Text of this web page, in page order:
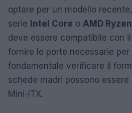
optare per un modello
serie Intel Core o AMD Ryzen
deve essere compatibile con
fornire le porte necessarie per
fondamentale verificare il
schede madri possono essere
Mini-ITX.